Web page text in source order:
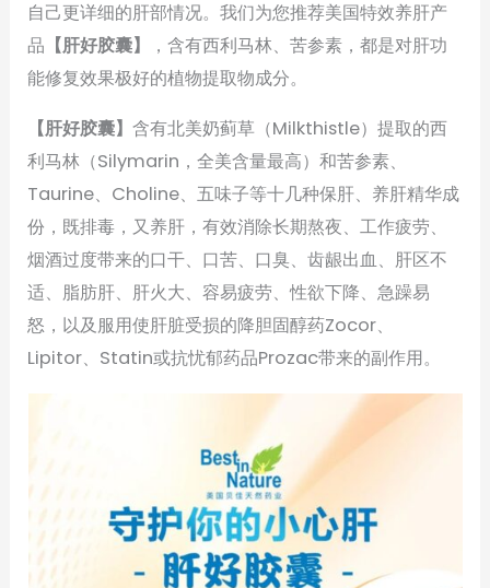
自己更详细的肝部情况。我们为您推荐美国特效养肝产
品 【肝好胶囊】
，含有西利马林、苦参素，都是对肝功
能修复效果极好的植物提取物成分。
【肝好胶囊】含有北美奶蓟草（Milkthistle）提取的西
利马林（Silymarin，全美含量最高）和苦参素、
Taurine、Choline、五味子等十几种保肝、养肝精华成
份，既排毒，又养肝，有效消除长期熬夜、工作疲劳、
烟酒过度带来的口干、口苦、口臭、齿龈出血、肝区不
适、脂肪肝、肝火大、容易疲劳、性欲下降、急躁易
怒，以及服用使肝脏受损的降胆固醇药Zocor、
Lipitor、Statin或抗忧郁药品Prozac带来的副作用。